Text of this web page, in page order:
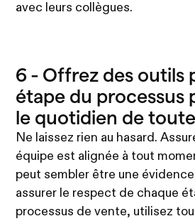
avec leurs collègues.
6 - Offrez des outils
étape du processus
le quotidien de
Ne laissez rien au hasard.
équipe est alignée à tout
peut sembler être une
assurer le respect de chaque
processus de vente, utilisez